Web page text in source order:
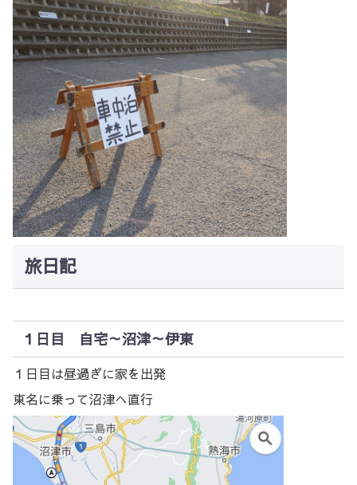
旅日記
１日目 自宅～沼津～伊東
１日目は昼過ぎに家を出発
東名に乗って沼津へ直行